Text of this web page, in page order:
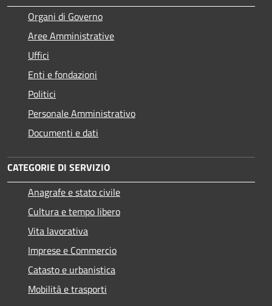
Organi di Governo
Aree Amministrative
Uffici
Enti e fondazioni
Politici
Personale Amministrativo
Documenti e dati
CATEGORIE DI SERVIZIO
Anagrafe e stato civile
Cultura e tempo libero
Vita lavorativa
Imprese e Commercio
Catasto e urbanistica
Mobilità e trasporti